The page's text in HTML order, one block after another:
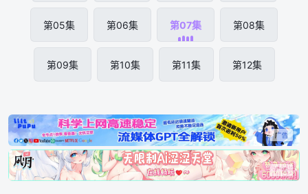
第05集 第06集 第07集 第08集
第09集 第10集 第11集 第12集